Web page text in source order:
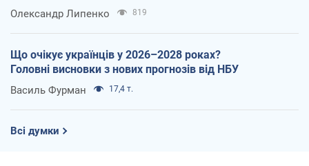
Олександр Липенко 819
Що очікує українців у 2026–2028 роках?
Головні висновки з нових прогнозів від НБУ
Василь Фурман 17,4 т.
Всі думки